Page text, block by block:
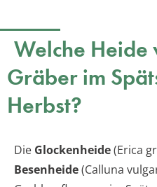
Welche Heide
Gräber im
Herbst?
Die Glockenheide(Erica
Besenheide(Calluna